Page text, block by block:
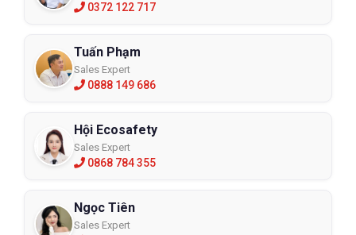
0372 122 717
Tuấn Phạm
Sales Expert
0888 149 686
Hội Ecosafety
Sales Expert
0868 784 355
Ngọc Tiên
Sales Expert